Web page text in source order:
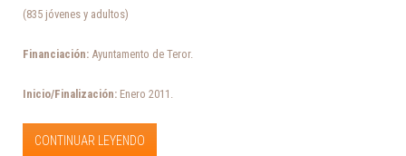
(835 jóvenes y adultos)
Financiación: Ayuntamento de Teror.
Inicio/Finalización: Enero 2011.
CONTINUAR LEYENDO